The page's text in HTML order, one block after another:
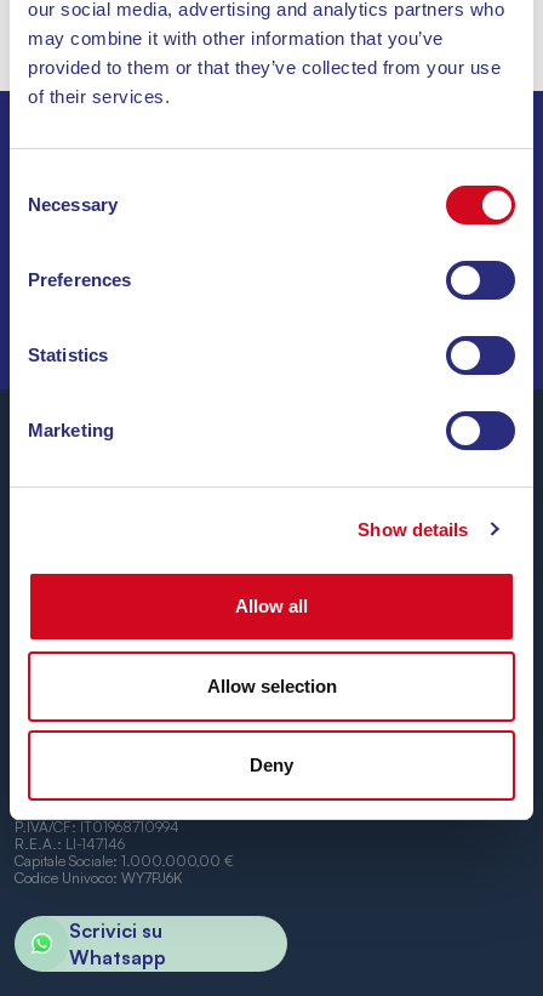
our social media, advertising and analytics partners who
may combine it with other information that you’ve
provided to them or that they’ve collected from your use
of their services.
Selection
Necessary
Preferences
Statistics
Marketing
Show details
Allow all
Allow selection
Deny
NAVIGA TRA OFFERTE SPECIALI, DESTINAZIONI DA
convenienti, orari comodi e navi puntuali, tra i porti di
BN di Navigazione SPA
P.IVA/CF: IT01968710994
R.E.A.: LI-147146
Capitale Sociale: 1.000.000,00 €
Codice Univoco: WY7PJ6K
Scrivici su
Whatsapp